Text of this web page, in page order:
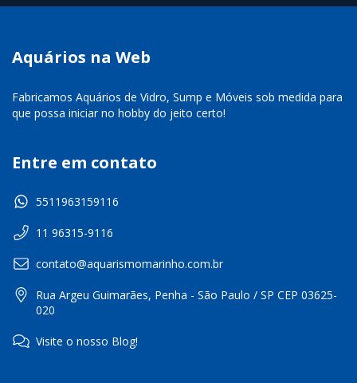
Aquários na Web
Fabricamos Aquários de Vidro, Sump e Móveis sob medida para
que possa iniciar no hobby do jeito certo!
Entre em contato
5511963159116
11 96315-9116
contato@aquarismomarinho.com.br
Rua Argeu Guimarães, Penha - São Paulo / SP CEP 03625-
020
Visite o nosso Blog!